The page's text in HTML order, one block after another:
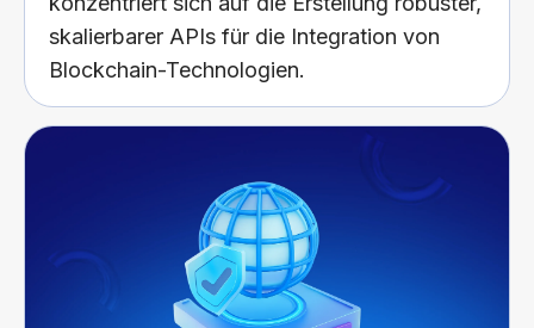
skalierbarer APIs für die Integration von
Blockchain-Technologien.